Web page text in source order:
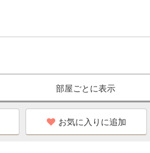
部屋ごとに表示
お気に入りに追加